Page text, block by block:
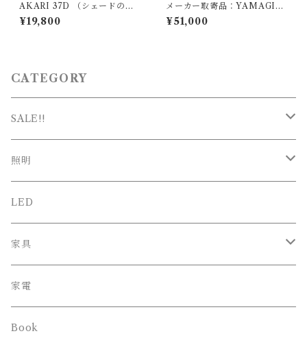
AKARI 37D （シェードの
み） / イサム ノグチ（Isamu
Noguchi) / オゼキ（尾関）
¥19,800
メーカー取寄品：YAMAGIW
A（ヤマギワ）/ 323S2746 / J
akobsson Lamp（ヤコブソン
¥51,000
CATEGORY
SALE!!
SALE
新春SALE
照明
シーリング
ペンダント
スタンド
ブラケット
LED
家具
オフィスチェア
家電
Book